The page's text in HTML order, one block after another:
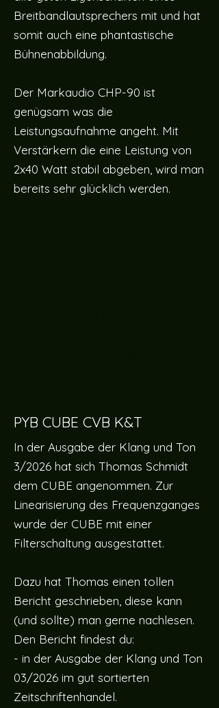
Breitbandlautsprechers mit und hat
somit auch eine phantastische
Bühnenabbildung.
Der Markaudio CHP-90 ist
genügsam was die
Leistungsaufnahme angeht. Mit
Verstärkern die eine Leistung von
2x40 Watt stabil abgeben, wird man
bereits sehr glücklich werden.
PYB CUBE CVB K&T
In der Ausgabe der Klang und Ton
3/2026 hat sich Thomas Schmidt
dem CUBE angenommen. Zur
Linearisierung des Frequenzganges
wurde der CUBE mit einer
Filterschaltung ausgestattet.
Dazu hat Thomas einen tollen
Bericht geschrieben, diese kann
(und sollte) man gerne nachlesen.
Den Bericht findest du:
- in der Ausgabe der Klang und Ton
03/2026 im gut sortierten
Zeitschriftenhandel.